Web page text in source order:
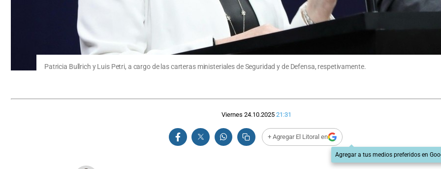
Patricia Bullrich y Luis Petri, a cargo de las carteras ministeriales de Seguridad y de Defensa, respetivamente.
Viernes 24.10.2025 21:31
+ Agregar El Litoral en
Agregar a tus medios preferidos en